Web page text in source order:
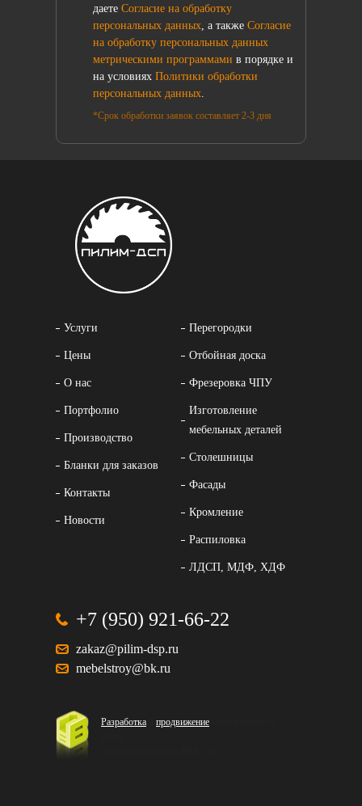
даете Согласие на обработку
персональных данных, а также Согласие
на обработку персональных данных
метрическими программами в порядке и
на условиях Политики обработки
персональных данных.
*Срок обработки заявок составляет 2-3 дня
Услуги
Цены
О нас
Портфолио
Производство
Бланки для заказов
Контакты
Новости
Перегородки
Отбойная доска
Фрезеровка ЧПУ
Изготовление
мебельных деталей
Столешницы
Фасады
Кромление
Распиловка
ЛДСП, МДФ, ХДФ
+7 (950) 921-66-22
zakaz@pilim-dsp.ru
mebelstroy@bk.ru
Разработка продвижение